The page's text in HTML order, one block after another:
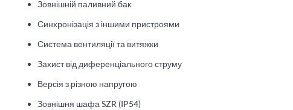
Зовнішній паливний бак
Синхронізація з іншими пристроями
Система вентиляції та витяжки
Захист від диференціального струму
Версія з різною напругою
Зовнішня шафа SZR (IP54)